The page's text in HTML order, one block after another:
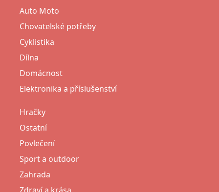
Auto Moto
Chovatelské potřeby
Cyklistika
Dílna
Domácnost
Elektronika a příslušenství
Hračky
Ostatní
Povlečení
Sport a outdoor
Zahrada